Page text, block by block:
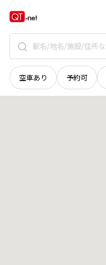
空車あり 予約可
北海道